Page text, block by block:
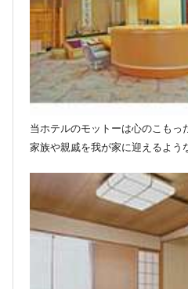
当ホテルのモットーは心のこもっ
家族や親戚を我が家に迎えるよう